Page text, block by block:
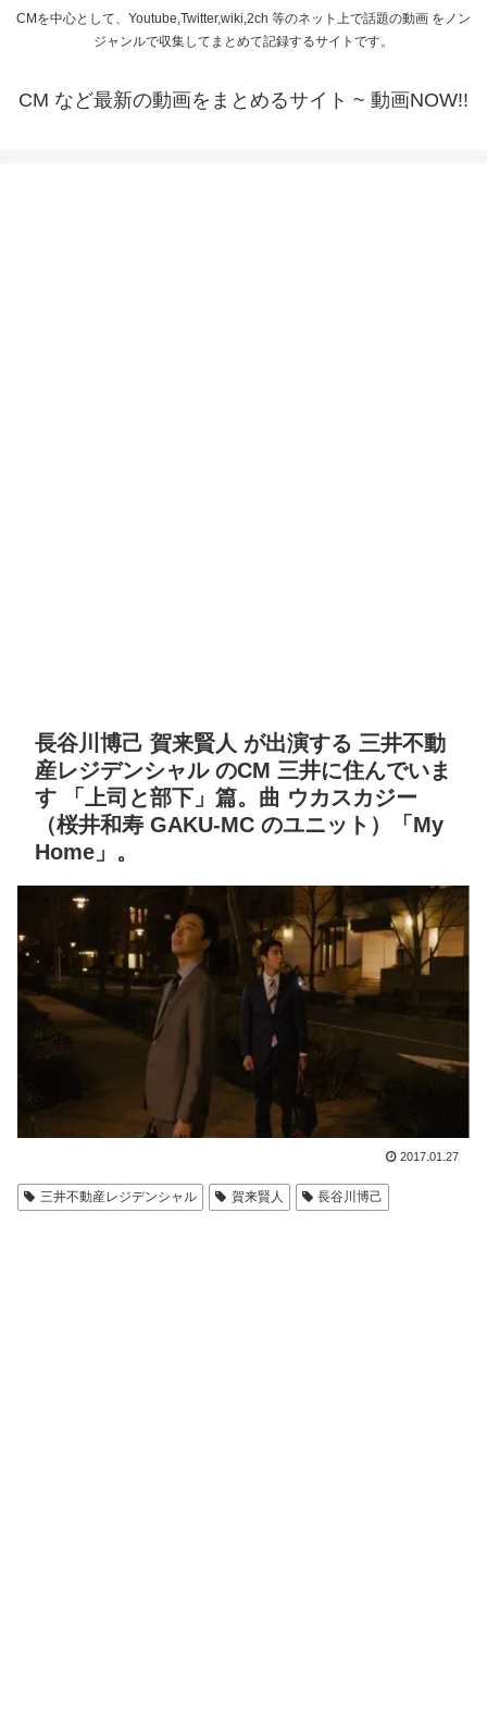
CMを中心として、Youtube,Twitter,wiki,2ch 等のネット上で話題の動画 をノン
ジャンルで収集してまとめて記録するサイトです。
CM など最新の動画をまとめるサイト ~ 動画NOW!!
長谷川博己 賀来賢人 が出演する 三井不動
産レジデンシャル のCM 三井に住んでいま
す 「上司と部下」篇。曲 ウカスカジー
（桜井和寿 GAKU-MC のユニット）「My
Home」。
2017.01.27
三井不動産レジデンシャル 賀来賢人 長谷川博己